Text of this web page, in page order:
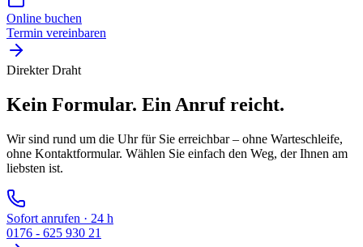
Online buchen
Termin vereinbaren
Direkter Draht
Kein Formular. Ein Anruf reicht.
Wir sind rund um die Uhr für Sie erreichbar – ohne Warteschleife,
ohne Kontaktformular. Wählen Sie einfach den Weg, der Ihnen am
liebsten ist.
Sofort anrufen · 24 h
0176 - 625 930 21